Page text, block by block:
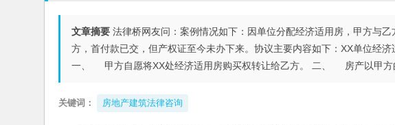
文章摘要 法律桥网友问：案例情况如下：因单位分配经济适用房，甲方与
方，首付款已交，但产权证至今未办下来。协议主要内容如下：XX单
一、 甲方自愿将XX处经济适用房购买权转让给乙方。 二、 房产以甲方
关键词： 房地产建筑法律咨询